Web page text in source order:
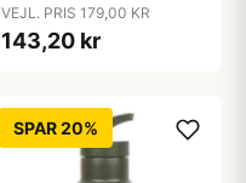
VEJL. PRIS 179,00 KR
143,20 kr
SPAR 20%